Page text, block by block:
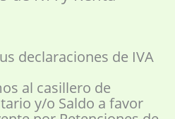
declaraciones de IVA
al casillero de
y/o Saldo a favor